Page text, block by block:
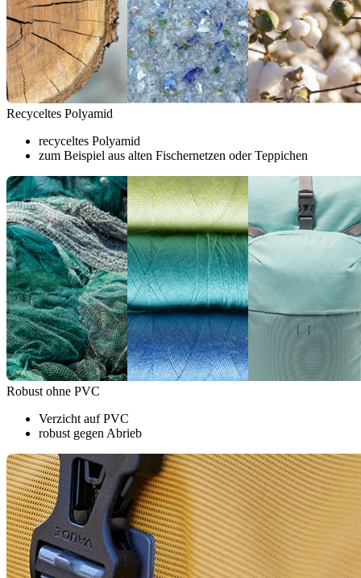
Recyceltes Polyamid
recyceltes Polyamid
zum Beispiel aus alten Fischernetzen oder Teppichen
Robust ohne PVC
Verzicht auf PVC
robust gegen Abrieb